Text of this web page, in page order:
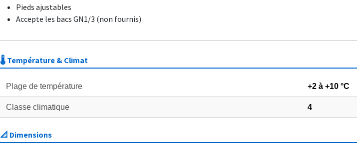
Pieds ajustables
Accepte les bacs GN1/3 (non fournis)
🌡️ Température & Climat
Plage de température +2 à +10 °C
Classe climatique 4
📐 Dimensions